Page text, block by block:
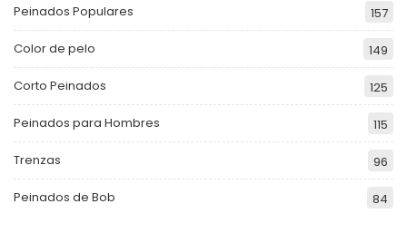
Peinados Populares 157
Color de pelo 149
Corto Peinados 125
Peinados para Hombres 115
Trenzas 96
Peinados de Bob 84